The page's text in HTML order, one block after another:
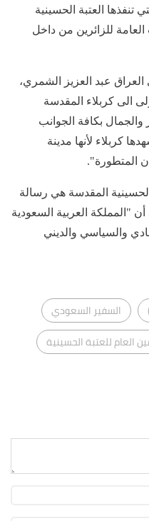
تنفذها العتبة الحسينية
العامة للزائرين من داخل
عبد العزيز الشمري،
الى كربلاء المقدسة
والجمال بكافة الجوانب
كربلاء لأنها مدينة
المتطورة".
المقدسة هي رسالة
"المملكة العربية السعودية
والسياسي والديني
السفير السعودي
العام للعتبة الحسينية